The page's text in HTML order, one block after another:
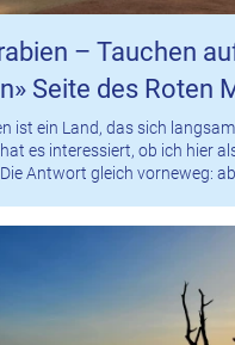
– Tauchen
Seite des Roten
ist ein Land, das sich
es interessiert, ob ich hier
Antwort gleich vorneweg: